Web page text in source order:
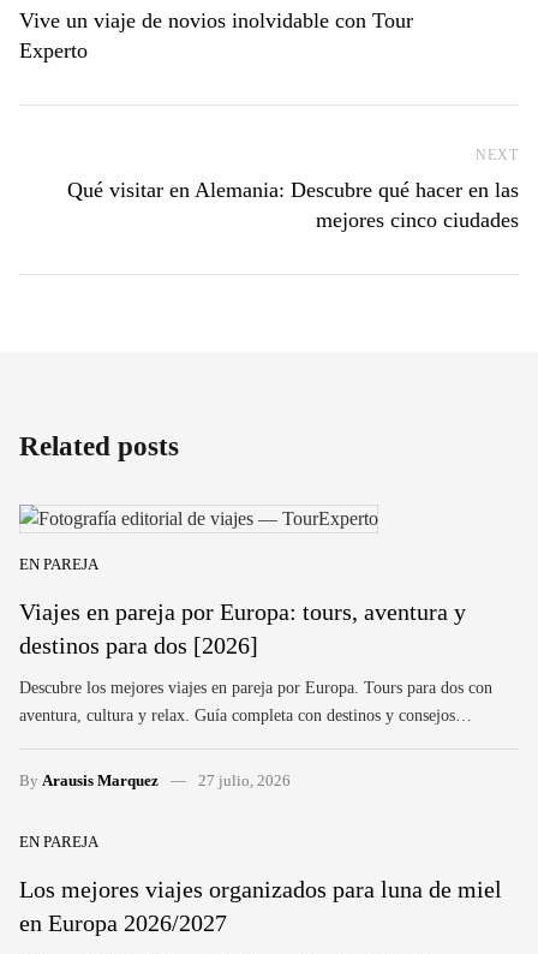
Vive un viaje de novios inolvidable con Tour
Experto
NEXT
Qué visitar en Alemania: Descubre qué hacer en las
mejores cinco ciudades
Related posts
EN PAREJA
Viajes en pareja por Europa: tours, aventura y
destinos para dos [2026]
Descubre los mejores viajes en pareja por Europa. Tours para dos con
aventura, cultura y relax. Guía completa con destinos y consejos…
By Arausis Marquez 27 julio, 2026
EN PAREJA
Los mejores viajes organizados para luna de miel
en Europa 2026/2027